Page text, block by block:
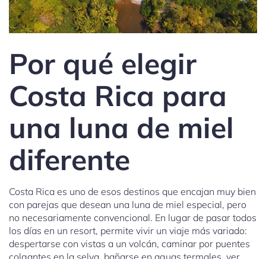
Por qué elegir
Costa Rica para
una luna de miel
diferente
Costa Rica es uno de esos destinos que encajan muy bien
con parejas que desean una luna de miel especial, pero
no necesariamente convencional. En lugar de pasar todos
los días en un resort, permite vivir un viaje más variado:
despertarse con vistas a un volcán, caminar por puentes